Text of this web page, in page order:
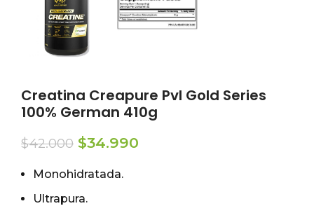
Creatina Creapure Pvl Gold Series
100% German 410g
$42.000 El
original
era:
$34.990
Monohidratada.
Ultrapura.